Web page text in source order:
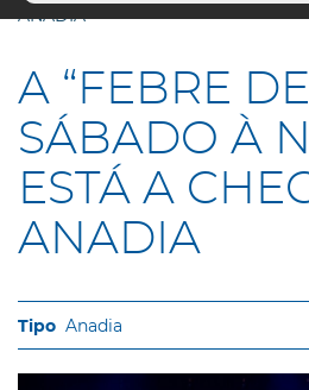
ANADIA
A “FEBRE DE
SÁBADO À
ESTÁ A
ANADIA
Anadia